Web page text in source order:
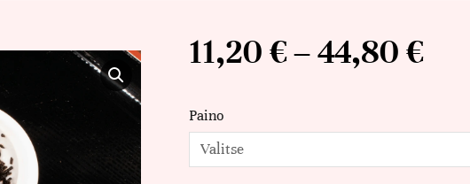
11,20€–44,80€
Paino